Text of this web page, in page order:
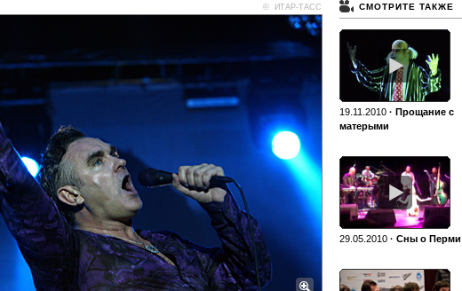
© ИТАР-ТАСС СМОТРИТЕ ТАКЖЕ
19.11.2010 · Прощание с
матерыми
29.05.2010 · Сны о Перми